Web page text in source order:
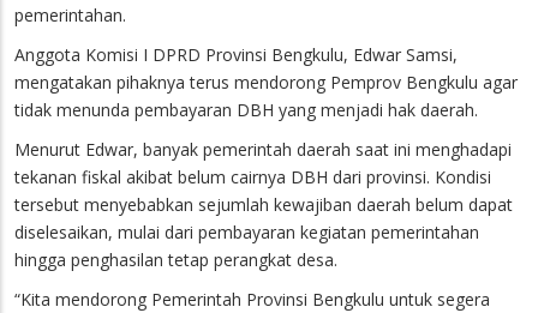
pemerintahan.
Anggota Komisi I DPRD Provinsi Bengkulu, Edwar Samsi,
mengatakan pihaknya terus mendorong Pemprov Bengkulu agar
tidak menunda pembayaran DBH yang menjadi hak daerah.
Menurut Edwar, banyak pemerintah daerah saat ini menghadapi
tekanan fiskal akibat belum cairnya DBH dari provinsi. Kondisi
tersebut menyebabkan sejumlah kewajiban daerah belum dapat
diselesaikan, mulai dari pembayaran kegiatan pemerintahan
hingga penghasilan tetap perangkat desa.
“Kita mendorong Pemerintah Provinsi Bengkulu untuk segera